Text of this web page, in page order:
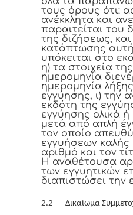
τους όρους ότι:
ανέκκλητα και
παραιτείται του
της διζήσεως,
κατάπτωσης
υπόκειται στο
η) τα στοιχεία
ημερομηνία
ημερομηνία
εγγύησης, ι) την
εκδότη της
εγγύησης ολικά
μετά από απλή
τον οποίο
εγγυήσεων καλής
αριθμό και τον
Η αναθέτουσα
των εγγυητικών
διαπιστώσει την
2.2 Δικαίωμα